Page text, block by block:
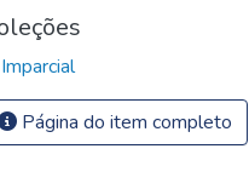
Página do item completo